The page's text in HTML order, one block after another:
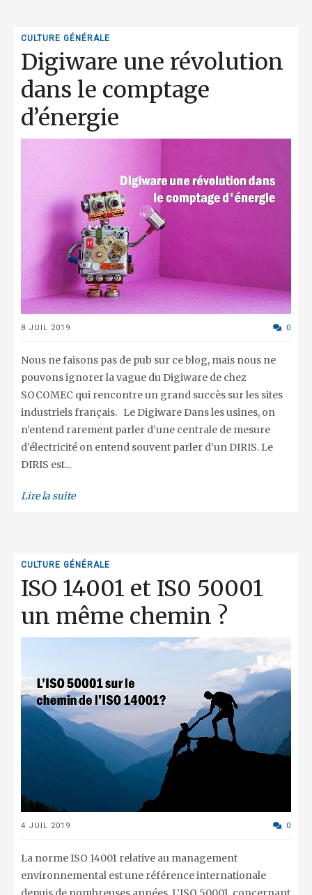
CULTURE GÉNÉRALE
Digiware une révolution
dans le comptage
d’énergie
8 JUIL 2019 0
Nous ne faisons pas de pub sur ce blog, mais nous ne
pouvons ignorer la vague du Digiware de chez
SOCOMEC qui rencontre un grand succès sur les sites
industriels français. Le Digiware Dans les usines, on
n’entend rarement parler d’une centrale de mesure
d’électricité on entend souvent parler d’un DIRIS. Le
DIRIS est...
Lire la suite
CULTURE GÉNÉRALE
ISO 14001 et IS0 50001
un même chemin ?
4 JUIL 2019 0
La norme ISO 14001 relative au management
environnemental est une référence internationale